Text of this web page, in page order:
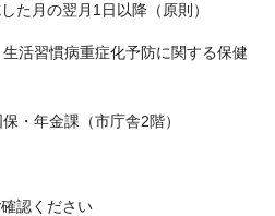
た月の翌月1日以降（原則）
活習慣病重症化予防に関する保健
・年金課（市庁舎2階）
認ください